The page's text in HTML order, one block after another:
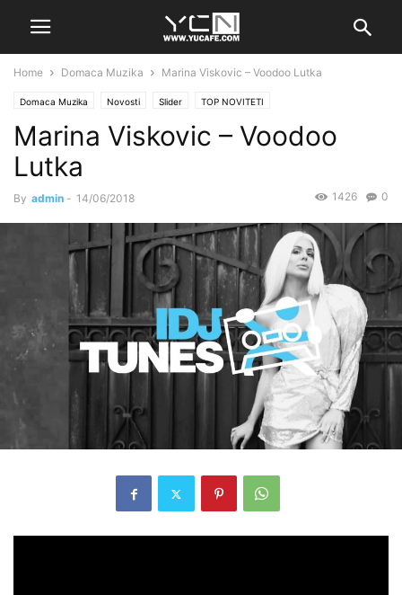
Home Domaca Muzika Marina Viskovic – Voodoo Lutka
Domaca Muzika Novosti Slider TOP NOVITETI
Marina Viskovic – Voodoo
Lutka
By admin - 14/06/2018 0
1426